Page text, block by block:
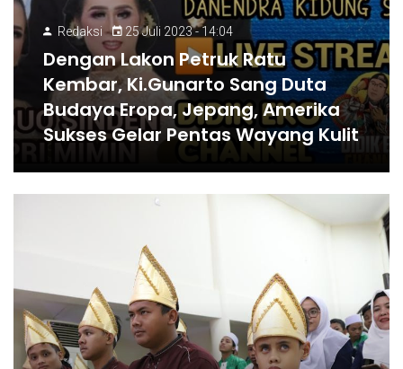
Redaksi 25 Juli 2023 - 14:04
Dengan Lakon Petruk Ratu
Kembar, Ki.Gunarto Sang Duta
Budaya Eropa, Jepang, Amerika
Sukses Gelar Pentas Wayang Kulit